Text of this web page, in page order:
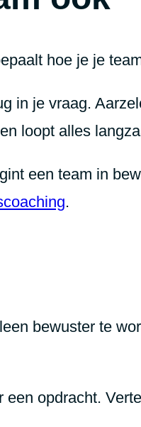
hoe je je
in je vraag.
loopt alles
een team in
.
bewuster te
opdracht.